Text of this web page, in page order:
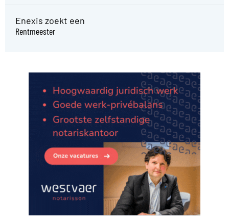
Enexis zoekt een
Rentmeester